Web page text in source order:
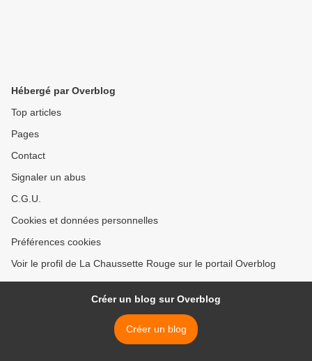
Hébergé par Overblog
Top articles
Pages
Contact
Signaler un abus
C.G.U.
Cookies et données personnelles
Préférences cookies
Voir le profil de La Chaussette Rouge sur le portail Overblog
Créer un blog sur Overblog
Créer un blog